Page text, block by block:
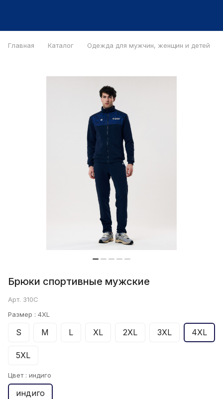
Главная Каталог Одежда для мужчин, женщин и детей
Брюки спортивные мужские
Арт. 310С
Размер : 4XL
S M L XL 2XL 3XL 4XL
5XL
Цвет : индиго
индиго